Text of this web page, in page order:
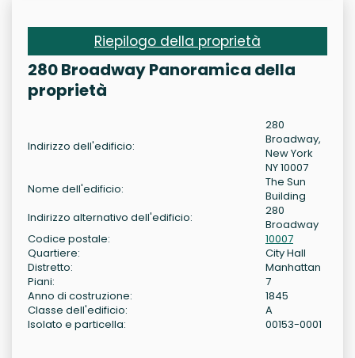
Riepilogo della proprietà
280 Broadway Panoramica della
proprietà
Indirizzo dell'edificio:
280
Broadway,
New York
NY 10007
Nome dell'edificio:
The Sun
Building
Indirizzo alternativo dell'edificio:
280
Broadway
Codice postale:
10007
Quartiere:
City Hall
Distretto:
Manhattan
Piani:
7
Anno di costruzione:
1845
Classe dell'edificio:
A
Isolato e particella:
00153-0001